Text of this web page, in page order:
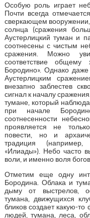
Особую роль играет
Почти всегда
сверкающем
солнца (сражения
Аустерлицкий туман и
соотнесены с чистым
сражения. Можно
соответствие общему
Бородино». Однако
Аустерлицким
внезапно заблестев
сигнал к началу
тумане, который
при начале
соотнесенности
проявляется не
повести, но и
традиция (например,
«Илиады»). Небо часто
воли, и именно воля
Отметим еще одну
Бородина. Облака и
дыму от выстрелов,
тумана, движущихся
бликов создает какую-
людей, тумана, леса,